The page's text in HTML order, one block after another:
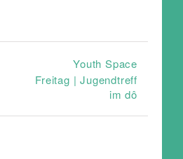
Youth Space
Freitag | Jugendtreff
im dô